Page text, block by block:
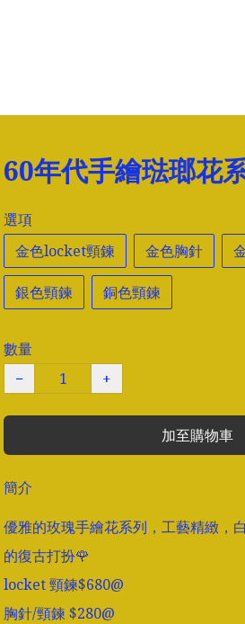
60年代手繪琺瑯花
選項
金色locket頸鍊
金色胸針
銀色頸鍊 銅色頸鍊
數量
−
+
加至購物車
簡介
優雅的玫瑰手繪花系列，工藝精緻，
的復古打扮🌹
locket 頸鍊$680@
胸針/頸鍊 $280@